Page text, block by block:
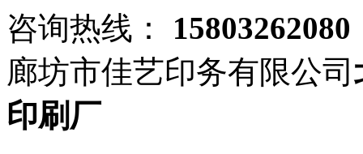
咨询热线：
15803262080
廊坊市佳艺印务有限公司
印刷厂